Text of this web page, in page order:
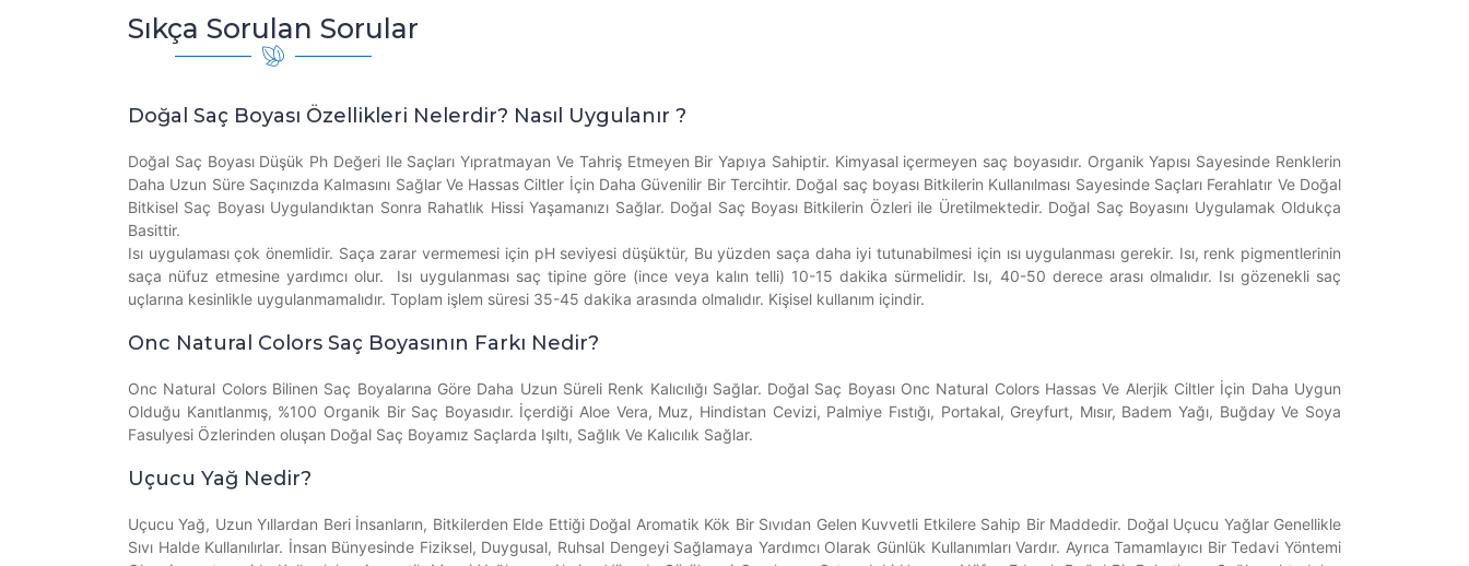
Sıkça Sorulan Sorular
Doğal Saç Boyası Özellikleri Nelerdir? Nasıl Uygulanır ?
Doğal Saç Boyası Düşük Ph Değeri Ile Saçları Yıpratmayan Ve Tahriş Etmeyen Bir Yapıya Sahiptir. Kimyasal içermeyen saç boyasıdır. Organik Yapısı Sayesinde Renklerin
Daha Uzun Süre Saçınızda Kalmasını Sağlar Ve Hassas Ciltler İçin Daha Güvenilir Bir Tercihtir. Doğal saç boyası Bitkilerin Kullanılması Sayesinde Saçları Ferahlatır Ve Doğal
Bitkisel Saç Boyası Uygulandıktan Sonra Rahatlık Hissi Yaşamanızı Sağlar. Doğal Saç Boyası Bitkilerin Özleri ile Üretilmektedir. Doğal Saç Boyasını Uygulamak Oldukça
Basittir.
Isı uygulaması çok önemlidir. Saça zarar vermemesi için pH seviyesi düşüktür, Bu yüzden saça daha iyi tutunabilmesi için ısı uygulanması gerekir. Isı, renk pigmentlerinin
saça nüfuz etmesine yardımcı olur. Isı uygulanması saç tipine göre (ince veya kalın telli) 10-15 dakika sürmelidir. Isı, 40-50 derece arası olmalıdır. Isı gözenekli saç
uçlarına kesinlikle uygulanmamalıdır. Toplam işlem süresi 35-45 dakika arasında olmalıdır. Kişisel kullanım içindir.
Onc Natural Colors Saç Boyasının Farkı Nedir?
Onc Natural Colors Bilinen Saç Boyalarına Göre Daha Uzun Süreli Renk Kalıcılığı Sağlar. Doğal Saç Boyası Onc Natural Colors Hassas Ve Alerjik Ciltler İçin Daha Uygun
Olduğu Kanıtlanmış, %100 Organik Bir Saç Boyasıdır. İçerdiği Aloe Vera, Muz, Hindistan Cevizi, Palmiye Fıstığı, Portakal, Greyfurt, Mısır, Badem Yağı, Buğday Ve Soya
Fasulyesi Özlerinden oluşan Doğal Saç Boyamız Saçlarda Işıltı, Sağlık Ve Kalıcılık Sağlar.
Uçucu Yağ Nedir?
Uçucu Yağ, Uzun Yıllardan Beri İnsanların, Bitkilerden Elde Ettiği Doğal Aromatik Kök Bir Sıvıdan Gelen Kuvvetli Etkilere Sahip Bir Maddedir. Doğal Uçucu Yağlar Genellikle
Sıvı Halde Kullanılırlar. İnsan Bünyesinde Fiziksel, Duygusal, Ruhsal Dengeyi Sağlamaya Yardımcı Olarak Günlük Kullanımları Vardır. Ayrıca Tamamlayıcı Bir Tedavi Yöntemi